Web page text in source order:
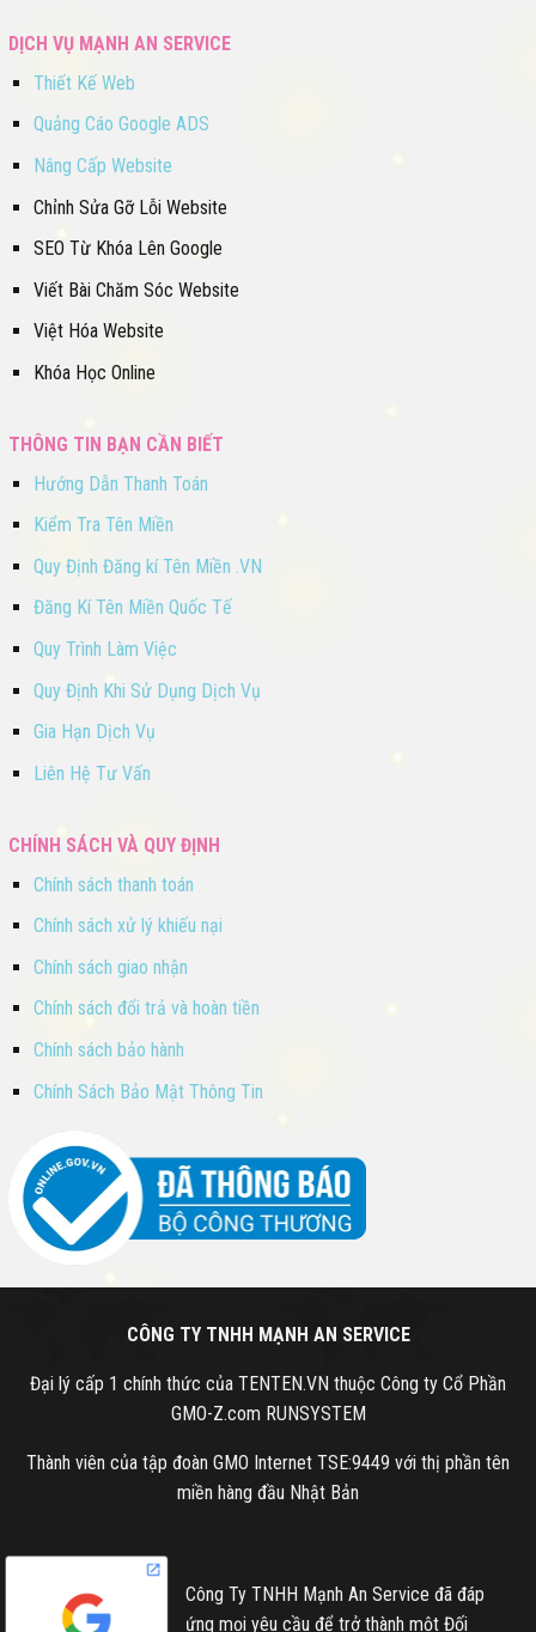
DỊCH VỤ MẠNH AN SERVICE
Thiết Kế Web
Quảng Cáo Google ADS
Nâng Cấp Website
Chỉnh Sửa Gỡ Lỗi Website
SEO Từ Khóa Lên Google
Viết Bài Chăm Sóc Website
Việt Hóa Website
Khóa Học Online
THÔNG TIN BẠN CẦN BIẾT
Hướng Dẫn Thanh Toán
Kiểm Tra Tên Miền
Quy Định Đăng kí Tên Miền .VN
Đăng Kí Tên Miền Quốc Tế
Quy Trình Làm Việc
Quy Định Khi Sử Dụng Dịch Vụ
Gia Hạn Dịch Vụ
Liên Hệ Tư Vấn
CHÍNH SÁCH VÀ QUY ĐỊNH
Chính sách thanh toán
Chính sách xử lý khiếu nại
Chính sách giao nhận
Chính sách đổi trả và hoàn tiền
Chính sách bảo hành
Chính Sách Bảo Mật Thông Tin
CÔNG TY TNHH MẠNH AN SERVICE
Đại lý cấp 1 chính thức của TENTEN.VN thuộc Công ty Cổ Phần
GMO-Z.com RUNSYSTEM
Thành viên của tập đoàn GMO Internet TSE:9449 với thị phần tên
miền hàng đầu Nhật Bản
Công Ty TNHH Mạnh An Service đã đáp
ứng mọi yêu cầu để trở thành một Đối